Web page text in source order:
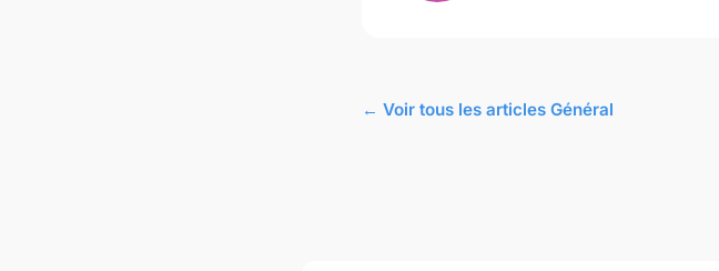
← Voir tous les articles Général